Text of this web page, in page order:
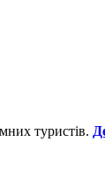
туристів.